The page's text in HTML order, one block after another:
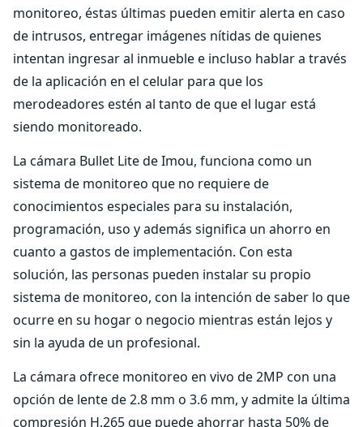
monitoreo, éstas últimas pueden emitir alerta en caso
de intrusos, entregar imágenes nítidas de quienes
intentan ingresar al inmueble e incluso hablar a través
de la aplicación en el celular para que los
merodeadores estén al tanto de que el lugar está
siendo monitoreado.
La cámara Bullet Lite de Imou, funciona como un
sistema de monitoreo que no requiere de
conocimientos especiales para su instalación,
programación, uso y además significa un ahorro en
cuanto a gastos de implementación. Con esta
solución, las personas pueden instalar su propio
sistema de monitoreo, con la intención de saber lo que
ocurre en su hogar o negocio mientras están lejos y
sin la ayuda de un profesional.
La cámara ofrece monitoreo en vivo de 2MP con una
opción de lente de 2.8 mm o 3.6 mm, y admite la última
compresión H.265 que puede ahorrar hasta 50% de